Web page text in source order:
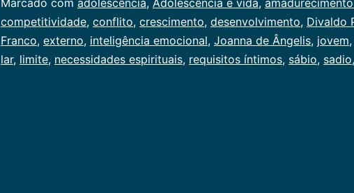
ter
na
adolescência
competitividade, conflito, crescimento, desenvolvimento, Divaldo
Franco, externo, inteligência emocional, Joanna de Ângelis, jovem,
lar, limite, necessidades espirituais, requisitos íntimos, sábio, sadio,